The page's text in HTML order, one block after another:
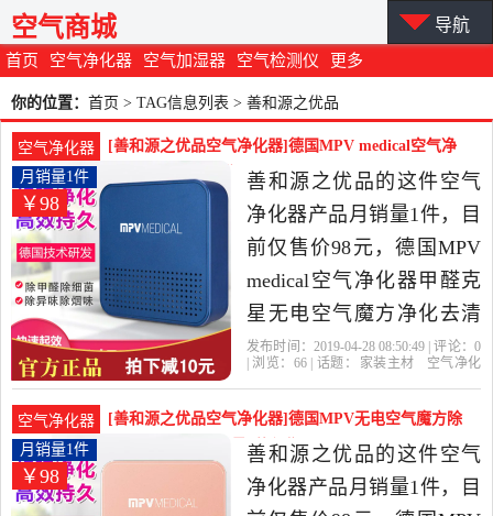
首页 空气净化器 空气加湿器 空气检测仪 更多
空气商城 导航
你的位置： 首页 > TAG信息列表 > 善和源之优品
空气净化器
[善和源之优品空气净化器]德国MPV medical空气净
化器月销量1件仅售98元
￥98
月销量1件
善和源之优品的这件空气
净化器产品月销量1件，目
前仅售价98元，德国MPV
medical空气净化器甲醛克
星无电空气魔方净化去清
除家用是2019年善和源之
价比很高的空气净化器，
由湖南 长沙发货。
发布时间：2019-04-28 08:50:49 | 评论： 0
| 浏览： 66| 话题： 家装主材
空气净化
空气净化器
[善和源之优品空气净化器]德国MPV无电空气魔方除
甲醛家用车用月销量1件仅售98元
￥98
月销量1件
善和源之优品的这件空气
净化器产品月销量1件，目